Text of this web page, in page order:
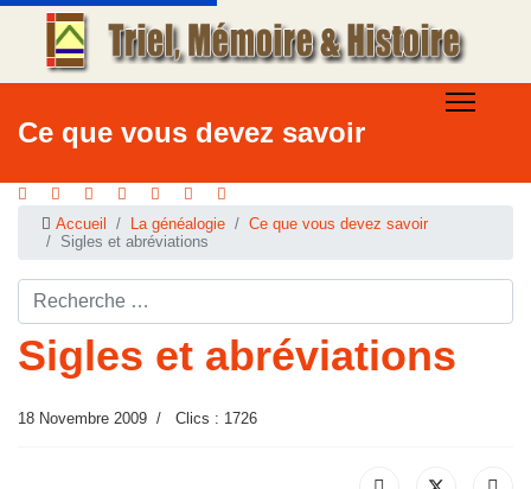
Ce que vous devez savoir
Accueil La généalogie
Ce que vous devez savoir
Sigles et abréviations
Rechercher ...
Sigles et abréviations
18 Novembre 2009 Clics : 1726